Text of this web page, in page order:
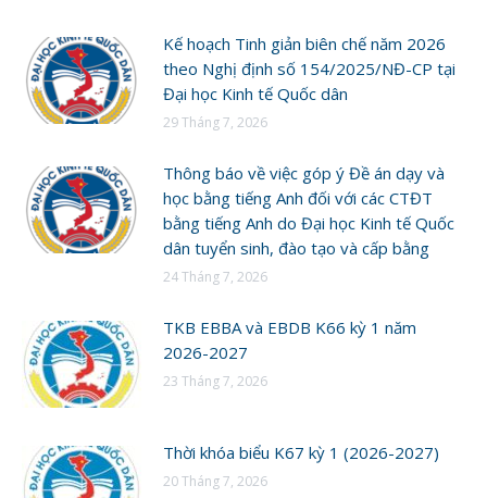
Kế hoạch Tinh giản biên chế năm 2026
theo Nghị định số 154/2025/NĐ-CP tại
Đại học Kinh tế Quốc dân
29 Tháng 7, 2026
Thông báo về việc góp ý Đề án dạy và
học bằng tiếng Anh đối với các CTĐT
bằng tiếng Anh do Đại học Kinh tế Quốc
dân tuyển sinh, đào tạo và cấp bằng
24 Tháng 7, 2026
TKB EBBA và EBDB K66 kỳ 1 năm
2026-2027
23 Tháng 7, 2026
Thời khóa biểu K67 kỳ 1 (2026-2027)
20 Tháng 7, 2026